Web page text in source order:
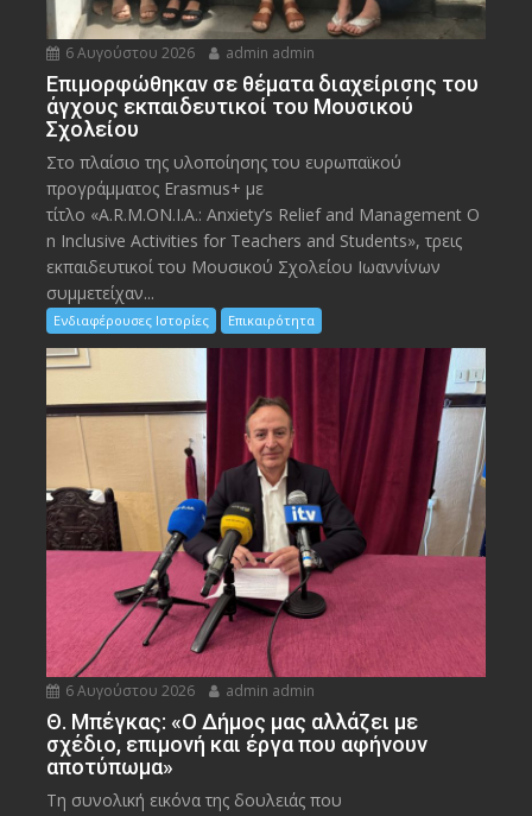
6 Αυγούστου 2026 admin admin
Eπιμορφώθηκαν σε θέματα διαχείρισης του
άγχους εκπαιδευτικοί του Μουσικού
Σχολείου
Στο πλαίσιο της υλοποίησης του ευρωπαϊκού
προγράμματος Erasmus+ με
τίτλο «A.R.M.ON.I.A.: Anxiety’s Relief and Management O
n Inclusive Activities for Teachers and Students», τρεις
εκπαιδευτικοί του Μουσικού Σχολείου Ιωαννίνων
συμμετείχαν...
Ενδιαφέρουσες Ιστορίες Επικαιρότητα
6 Αυγούστου 2026 admin admin
Θ. Μπέγκας: «Ο Δήμος μας αλλάζει με
σχέδιο, επιμονή και έργα που αφήνουν
αποτύπωμα»
Τη συνολική εικόνα της δουλειάς που